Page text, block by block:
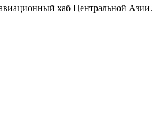
хаб Центральной Азии.